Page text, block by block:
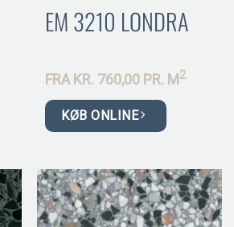
EM 3210 LONDRA
FRA KR. 760,00 PR. M 2
KØB ONLINE